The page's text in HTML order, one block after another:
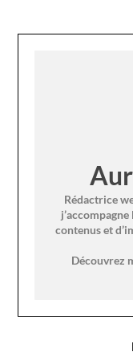
Rédactrice
contenus et
Découvrez